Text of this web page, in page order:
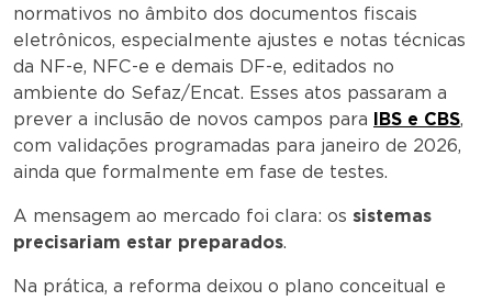
normativos no âmbito dos documentos fiscais
eletrônicos, especialmente ajustes e notas técnicas
da NF-e, NFC-e e demais DF-e, editados no
ambiente do Sefaz/Encat. Esses atos passaram a
prever a inclusão de novos campos para IBS e CBS,
com validações programadas para janeiro de 2026,
ainda que formalmente em fase de testes.
A mensagem ao mercado foi clara: os sistemas
precisariam estar preparados.
Na prática, a reforma deixou o plano conceitual e